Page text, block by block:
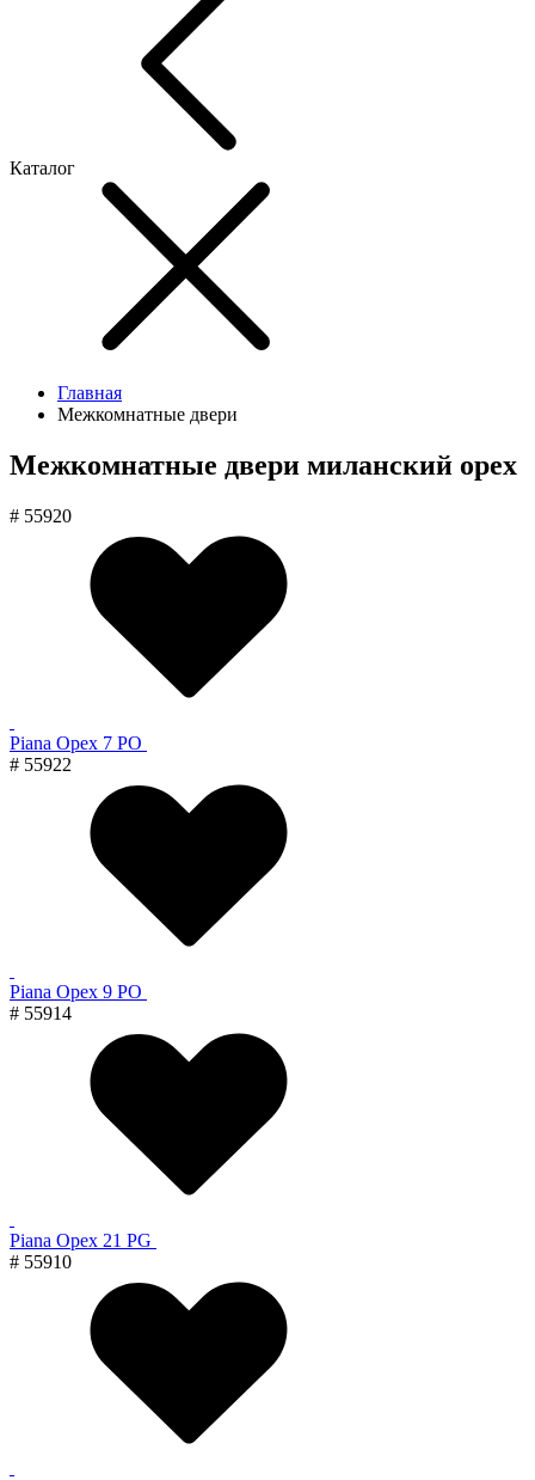
Каталог
Главная
Межкомнатные двери
Межкомнатные двери миланский орех
# 55920
Piana Орех 7 PO
# 55922
Piana Орех 9 PO
# 55914
Piana Орех 21 PG
# 55910